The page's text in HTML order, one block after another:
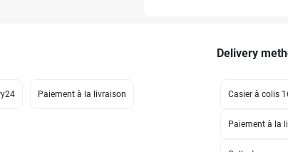
Paiement à la livraison
Delivery
Casier à colis
Paiement à la